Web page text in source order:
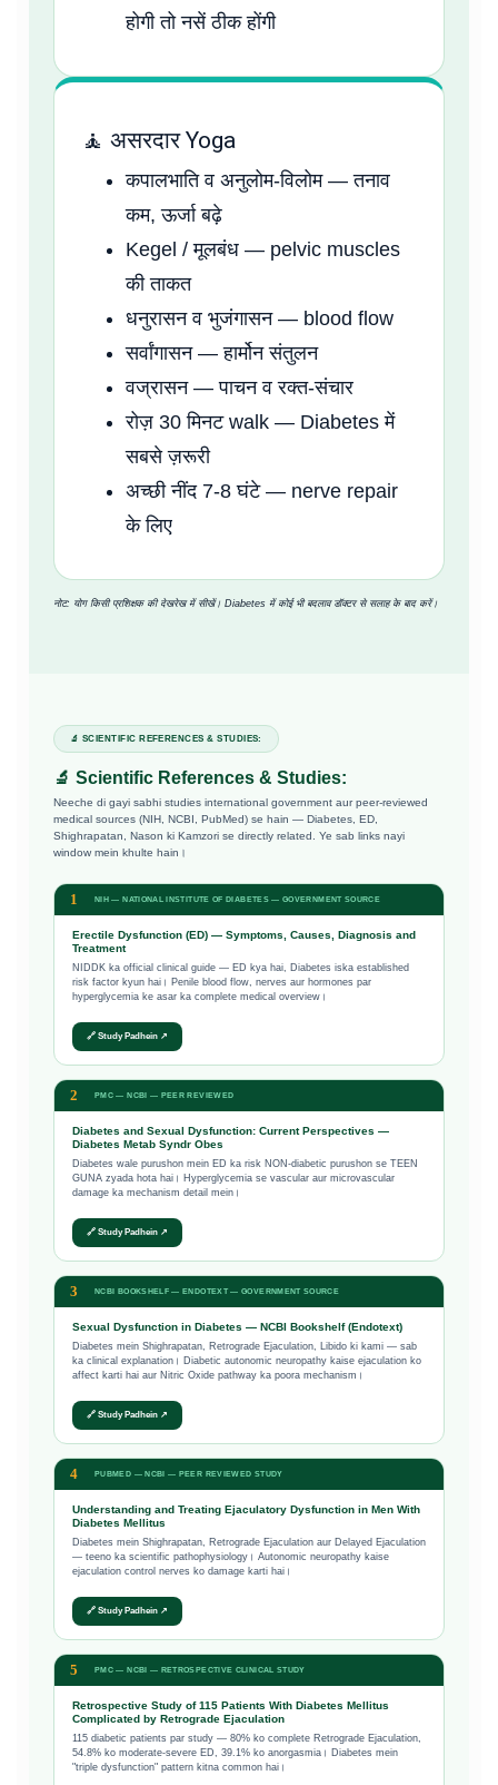
होगी तो नसें ठीक होंगी
🧘 असरदार Yoga
कपालभाति व अनुलोम-विलोम — तनाव
कम, ऊर्जा बढ़े
Kegel / मूलबंध — pelvic muscles
की ताकत
धनुरासन व भुजंगासन — blood flow
सर्वांगासन — हार्मोन संतुलन
वज्रासन — पाचन व रक्त-संचार
रोज़ 30 मिनट walk — Diabetes में
सबसे ज़रूरी
अच्छी नींद 7-8 घंटे — nerve repair
के लिए
नोट: योग किसी प्रशिक्षक की देखरेख में सीखें। Diabetes में कोई भी बदलाव डॉक्टर से सलाह के बाद करें।
🔬 SCIENTIFIC REFERENCES & STUDIES:
🔬 Scientific References & Studies:
Neeche di gayi sabhi studies international government aur peer-reviewed
medical sources (NIH, NCBI, PubMed) se hain — Diabetes, ED,
Shighrapatan, Nason ki Kamzori se directly related. Ye sab links nayi
window mein khulte hain।
1 NIH — NATIONAL INSTITUTE OF DIABETES — GOVERNMENT SOURCE
Erectile Dysfunction (ED) — Symptoms, Causes, Diagnosis and
Treatment
NIDDK ka official clinical guide — ED kya hai, Diabetes iska established
risk factor kyun hai। Penile blood flow, nerves aur hormones par
hyperglycemia ke asar ka complete medical overview।
🔗 Study Padhein ↗
2 PMC — NCBI — PEER REVIEWED
Diabetes and Sexual Dysfunction: Current Perspectives —
Diabetes Metab Syndr Obes
Diabetes wale purushon mein ED ka risk NON-diabetic purushon se TEEN
GUNA zyada hota hai। Hyperglycemia se vascular aur microvascular
damage ka mechanism detail mein।
🔗 Study Padhein ↗
3 NCBI BOOKSHELF — ENDOTEXT — GOVERNMENT SOURCE
Sexual Dysfunction in Diabetes — NCBI Bookshelf (Endotext)
Diabetes mein Shighrapatan, Retrograde Ejaculation, Libido ki kami — sab
ka clinical explanation। Diabetic autonomic neuropathy kaise ejaculation ko
affect karti hai aur Nitric Oxide pathway ka poora mechanism।
🔗 Study Padhein ↗
4 PUBMED — NCBI — PEER REVIEWED STUDY
Understanding and Treating Ejaculatory Dysfunction in Men With
Diabetes Mellitus
Diabetes mein Shighrapatan, Retrograde Ejaculation aur Delayed Ejaculation
— teeno ka scientific pathophysiology। Autonomic neuropathy kaise
ejaculation control nerves ko damage karti hai।
🔗 Study Padhein ↗
5 PMC — NCBI — RETROSPECTIVE CLINICAL STUDY
Retrospective Study of 115 Patients With Diabetes Mellitus
Complicated by Retrograde Ejaculation
115 diabetic patients par study — 80% ko complete Retrograde Ejaculation,
54.8% ko moderate-severe ED, 39.1% ko anorgasmia। Diabetes mein
"triple dysfunction" pattern kitna common hai।